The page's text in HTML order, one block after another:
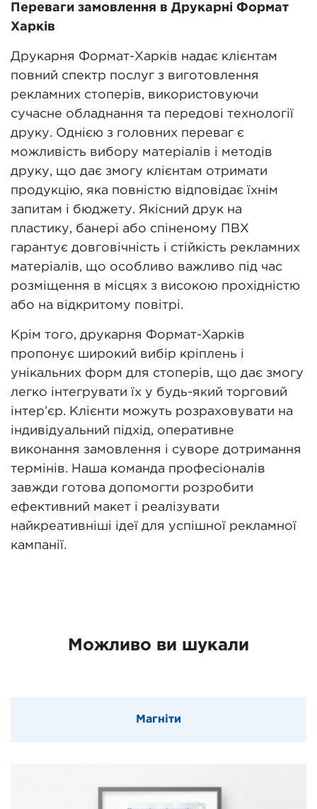
Переваги замовлення в Друкарні Формат
Харків
Друкарня Формат-Харків надає клієнтам
повний спектр послуг з виготовлення
рекламних стоперів, використовуючи
сучасне обладнання та передові технології
друку. Однією з головних переваг є
можливість вибору матеріалів і методів
друку, що дає змогу клієнтам отримати
продукцію, яка повністю відповідає їхнім
запитам і бюджету. Якісний друк на
пластику, банері або спіненому ПВХ
гарантує довговічність і стійкість рекламних
матеріалів, що особливо важливо під час
розміщення в місцях з високою прохідністю
або на відкритому повітрі.
Крім того, друкарня Формат-Харків
пропонує широкий вибір кріплень і
унікальних форм для стоперів, що дає змогу
легко інтегрувати їх у будь-який торговий
інтер’єр. Клієнти можуть розраховувати на
індивідуальний підхід, оперативне
виконання замовлення і суворе дотримання
термінів. Наша команда професіоналів
завжди готова допомогти розробити
ефективний макет і реалізувати
найкреативніші ідеї для успішної рекламної
кампанії.
Можливо ви шукали
Магніти